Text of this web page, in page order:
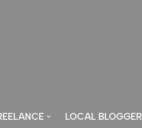
LOCAL BLOGGER